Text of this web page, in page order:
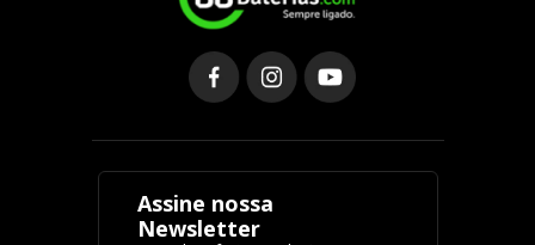
Assine nossa
Newsletter